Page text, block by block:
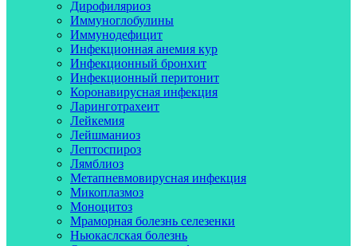
Дирофиляриоз
Иммуноглобулины
Иммунодефицит
Инфекционная анемия кур
Инфекционный бронхит
Инфекционный перитонит
Коронавирусная инфекция
Ларинготрахеит
Лейкемия
Лейшманиоз
Лептоспироз
Лямблиоз
Метапневмовирусная инфекция
Микоплазмоз
Моноцитоз
Мраморная болезнь селезенки
Ньюкаслская болезнь